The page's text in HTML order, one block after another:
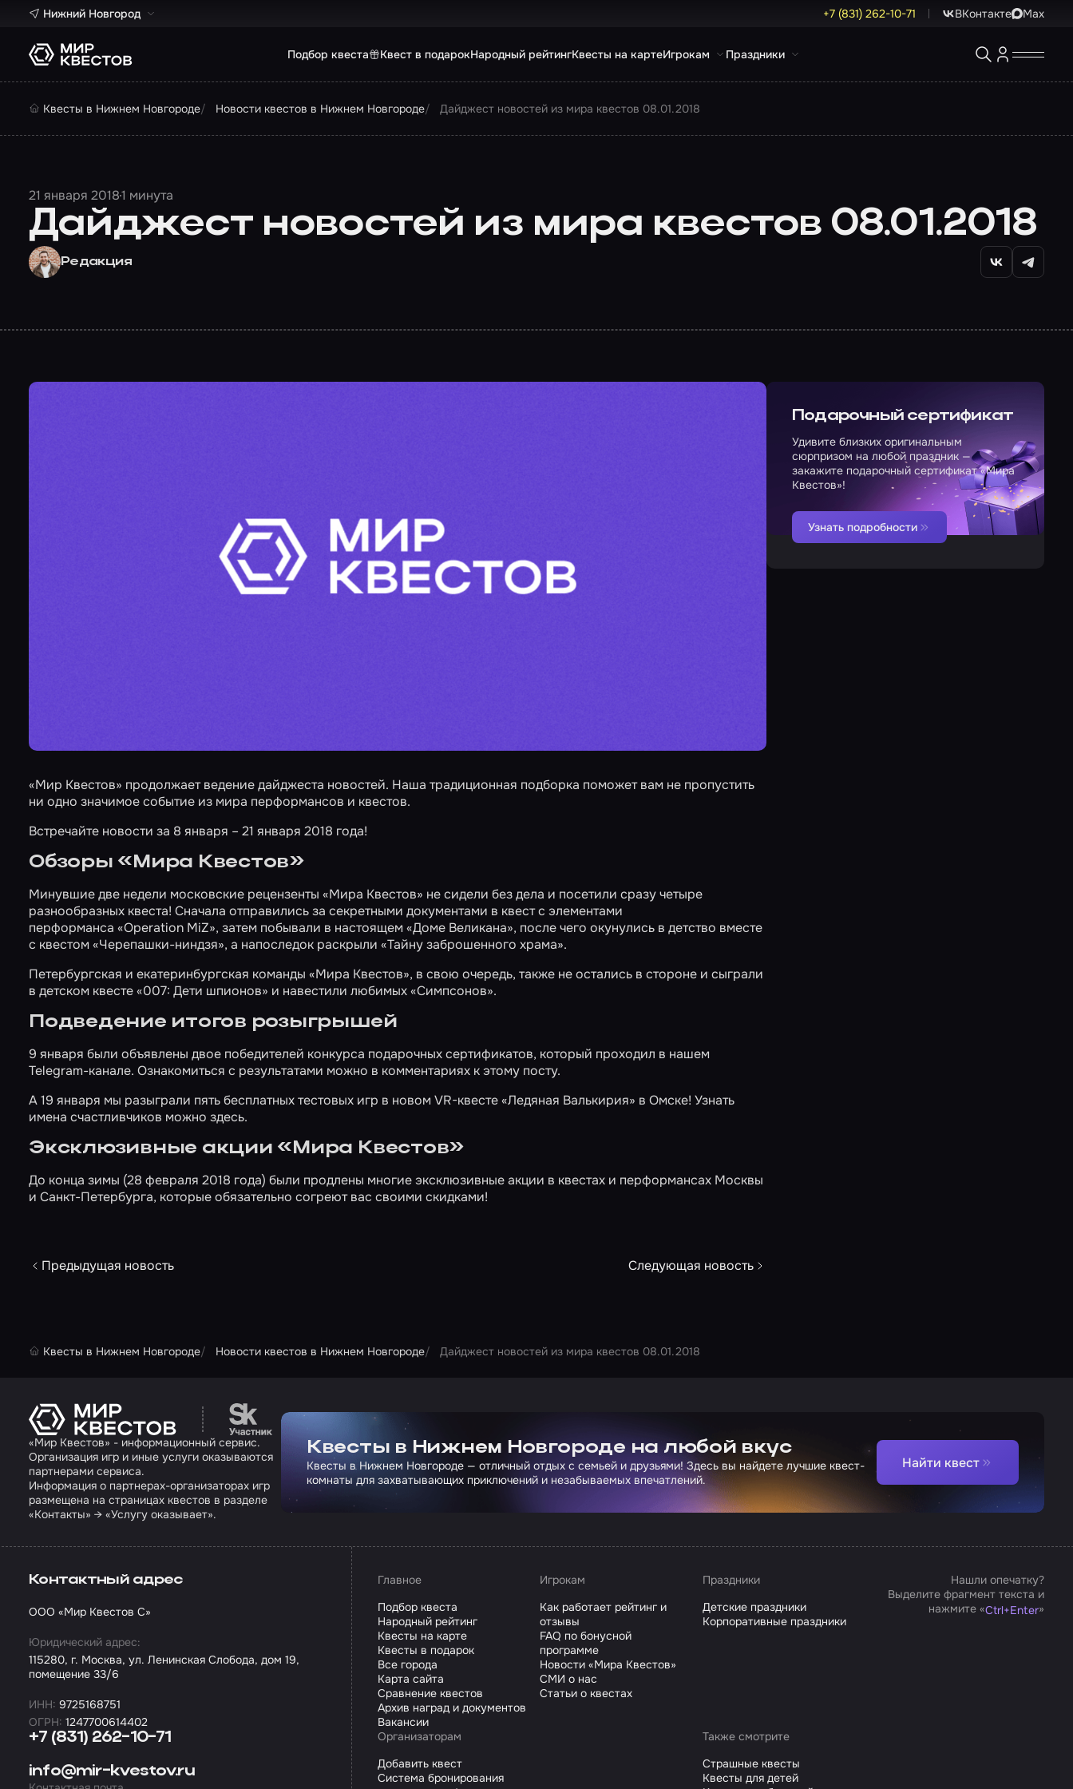
Нижний Новгород +7 (831) 262-10-71 ВКонтакте Max
Подбор квеста Квест в подарокНародный рейтингКвесты на картеИгрокам Праздники
Квесты в Нижнем Новгороде Новости квестов в Нижнем Новгороде Дайджест новостей из мира квестов 08.01.2018
21 января 20181 минута
Дайджест новостей из мира квестов 08.01.2018
Редакция
«Мир Квестов» продолжает ведение дайджеста новостей. Наша традиционная подборка поможет вам не пропустить
ни одно значимое событие из мира перформансов и квестов.
Встречайте новости за 8 января – 21 января 2018 года!
Обзоры «Мира Квестов»
Минувшие две недели московские рецензенты «Мира Квестов» не сидели без дела и посетили сразу четыре
разнообразных квеста! Сначала отправились за секретными документами в квест с элементами
перформанса «Operation MiZ», затем побывали в настоящем «Доме Великана», после чего окунулись в детство вместе
с квестом «Черепашки-ниндзя», а напоследок раскрыли «Тайну заброшенного храма».
Петербургская и екатеринбургская команды «Мира Квестов», в свою очередь, также не остались в стороне и сыграли
в детском квесте«007: Дети шпионов» и навестили любимых«Симпсонов».
Подведение итогов розыгрышей
9 января были объявлены двое победителей конкурса подарочных сертификатов, который проходил в нашем
Telegram-канале. Ознакомиться с результатами можно в комментариях кэтому посту.
А 19 января мы разыграли пять бесплатных тестовых игр в новом VR-квесте«Ледяная Валькирия» в Омске! Узнать
имена счастливчиков можно здесь.
Эксклюзивные акции «Мира Квестов»
До конца зимы (28 февраля 2018 года) были продлены многие эксклюзивные акции в квестах и перформансах Москвы
и Санкт-Петербурга, которые обязательно согреют вас своими скидками!
Предыдущая новость Следующая новость
Подарочный сертификат
Удивите близких оригинальным
сюрпризом на любой праздник —
закажите подарочный сертификат «Мира
Квестов»!
Узнать подробности
Квесты в Нижнем Новгороде Новости квестов в Нижнем Новгороде Дайджест новостей из мира квестов 08.01.2018
Перейти на сайт партнера Сколково
«Мир Квестов» - информационный сервис.
Организация игр и иные услуги оказываются
партнерами сервиса.
Информация о партнерах-организаторах игр
размещена на страницах квестов в разделе
«Контакты» → «Услугу оказывает».
Квесты в Нижнем Новгороде на любой вкус
Квесты в Нижнем Новгороде — отличный отдых с семьей и друзьями! Здесь вы найдете лучшие квест-
комнаты для захватывающих приключений и незабываемых впечатлений.
Найти квест
+7 (831) 262-10-71
info@mir-kvestov.ru
Контактный адрес
ООО «Мир Квестов С»
Юридический адрес:
115280, г. Москва, ул. Ленинская Слобода, дом 19,
помещение 33/6
ИНН: 9725168751
ОГРН: 1247700614402
Главное
Подбор квеста
Народный рейтинг
Квесты на карте
Квесты в подарок
Все города
Карта сайта
Сравнение квестов
Архив наград и документов
Вакансии
Игрокам
Как работает рейтинг и
отзывы
FAQ по бонусной
программе
Новости «Мира Квестов»
СМИ о нас
Статьи о квестах
Праздники
Детские праздники
Корпоративные праздники
Организаторам
Добавить квест
Система бронирования
Также смотрите
Страшные квесты
Квесты для детей
Нашли опечатку?
Выделите фрагмент текста и
нажмите «Ctrl+Enter»